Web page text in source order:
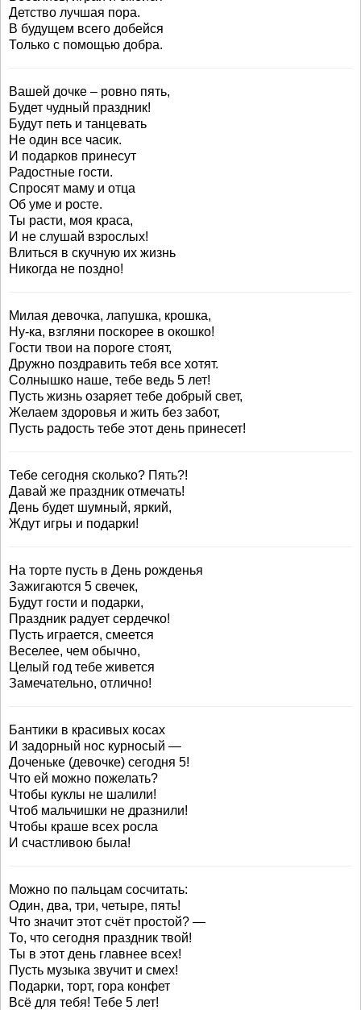
Детство лучшая пора.
В будущем всего добейся
Только с помощью добра.
Вашей дочке – ровно пять,
Будет чудный праздник!
Будут петь и танцевать
Не один все часик.
И подарков принесут
Радостные гости.
Спросят маму и отца
Об уме и росте.
Ты расти, моя краса,
И не слушай взрослых!
Влиться в скучную их жизнь
Никогда не поздно!
Милая девочка, лапушка, крошка,
Ну-ка, взгляни поскорее в окошко!
Гости твои на пороге стоят,
Дружно поздравить тебя все хотят.
Солнышко наше, тебе ведь 5 лет!
Пусть жизнь озаряет тебе добрый свет,
Желаем здоровья и жить без забот,
Пусть радость тебе этот день принесет!
Тебе сегодня сколько? Пять?!
Давай же праздник отмечать!
День будет шумный, яркий,
Ждут игры и подарки!
На торте пусть в День рожденья
Зажигаются 5 свечек,
Будут гости и подарки,
Праздник радует сердечко!
Пусть играется, смеется
Веселее, чем обычно,
Целый год тебе живется
Замечательно, отлично!
Бантики в красивых косах
И задорный нос курносый —
Доченьке (девочке) сегодня 5!
Что ей можно пожелать?
Чтобы куклы не шалили!
Чтоб мальчишки не дразнили!
Чтобы краше всех росла
И счастливою была!
Можно по пальцам сосчитать:
Один, два, три, четыре, пять!
Что значит этот счёт простой? —
То, что сегодня праздник твой!
Ты в этот день главнее всех!
Пусть музыка звучит и смех!
Подарки, торт, гора конфет
Всё для тебя! Тебе 5 лет!